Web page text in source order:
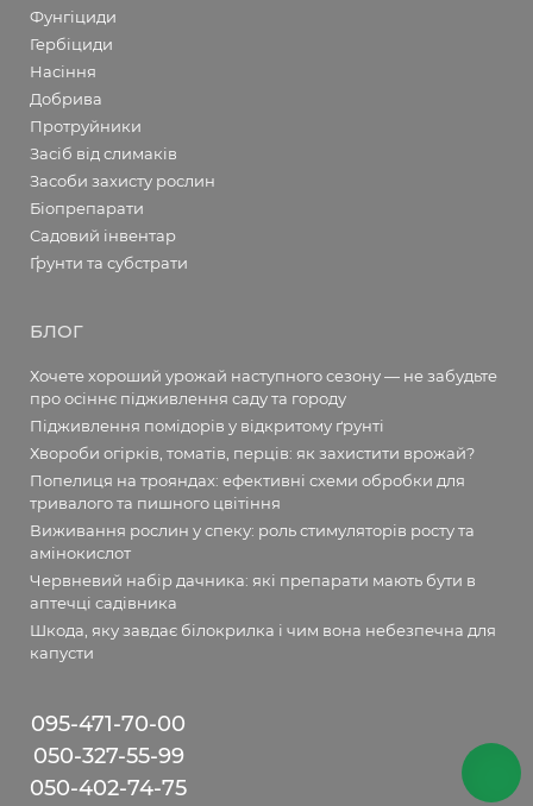
Фунгіциди
Гербіциди
Насіння
Добрива
Протруйники
Засіб від слимаків
Засоби захисту рослин
Біопрепарати
Садовий інвентар
Ґрунти та субстрати
БЛОГ
Хочете хороший урожай наступного сезону — не забудьте
про осіннє підживлення саду та городу
Підживлення помідорів у відкритому ґрунті
Хвороби огірків, томатів, перців: як захистити врожай?
Попелиця на трояндах: ефективні схеми обробки для
тривалого та пишного цвітіння
Виживання рослин у спеку: роль стимуляторів росту та
амінокислот
Червневий набір дачника: які препарати мають бути в
аптечці садівника
Шкода, яку завдає білокрилка і чим вона небезпечна для
капусти
095-471-70-00
050-327-55-99
050-402-74-75